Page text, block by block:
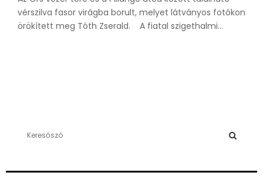
vérszilva fasor virágba borult, melyet látványos fotókon
örökített meg Tóth Zserald. A fiatal szigethalmi...